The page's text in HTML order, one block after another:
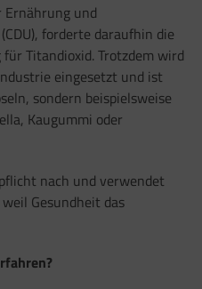
und
forderte daraufhin die
Titandioxid. Trotzdem wird
eingesetzt und ist
sondern beispielsweise
Kaugummi oder
nach und verwendet
Gesundheit das